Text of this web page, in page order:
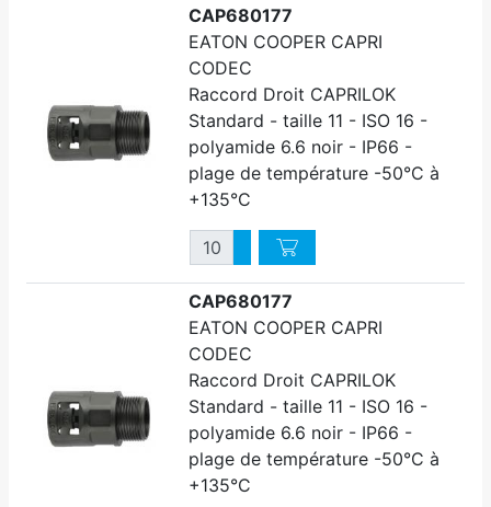
CAP680177
EATON COOPER CAPRI
CODEC
Raccord Droit CAPRILOK
Standard - taille 11 - ISO 16 -
polyamide 6.6 noir - IP66 -
plage de température -50°C à
+135°C
QuantitéAugmenter quantité
Diminuer quantité
CAP680177
EATON COOPER CAPRI
CODEC
Raccord Droit CAPRILOK
Standard - taille 11 - ISO 16 -
polyamide 6.6 noir - IP66 -
plage de température -50°C à
+135°C